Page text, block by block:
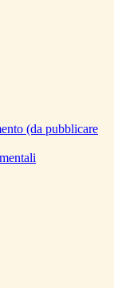
(da pubblicare